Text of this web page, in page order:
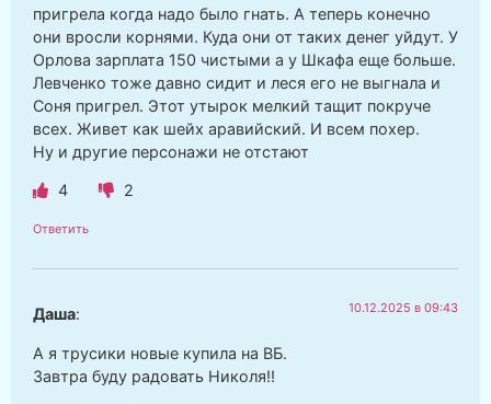
пригрела когда надо было гнать. А теперь конечно
они вросли корнями. Куда они от таких денег уйдут. У
Орлова зарплата 150 чистыми а у Шкафа еще больше.
Левченко тоже давно сидит и леся его не выгнала и
Соня пригрел. Этот утырок мелкий тащит покруче
всех. Живет как шейх аравийский. И всем похер.
Ну и другие персонажи не отстают
4 2
Ответить
Даша: 10.12.2025 в 09:43
А я трусики новые купила на ВБ.
Завтра буду радовать Николя!!